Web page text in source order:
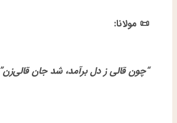
📜 مولانا:
“چون قالی ز دل برآمد، شد جان قالی‌زن”